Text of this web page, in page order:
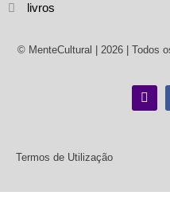
livros
© MenteCultural | 2026 | Todos
Termos de Utilização